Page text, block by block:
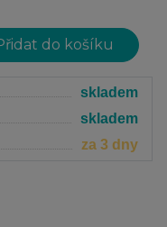
skladem
skladem
za 3 dny